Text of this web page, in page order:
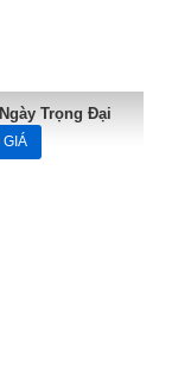
Trọng Đại
GIÁ